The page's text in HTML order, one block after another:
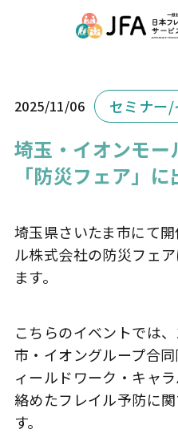
2025/11/06 セミナー/
埼玉・イオンモー
「防災フェア」
埼玉県さいたま市にて
ル株式会社の防災フェ
ます。
こちらのイベントでは
市・イオングループ合
ィールドワーク・キャ
絡めたフレイル予防に
す。